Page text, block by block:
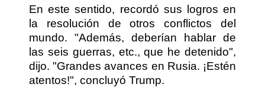
En este sentido, recordó sus logros en
la resolución de otros conflictos del
mundo. "Además, deberían hablar de
las seis guerras, etc., que he detenido",
dijo. "Grandes avances en Rusia. ¡Estén
atentos!", concluyó Trump.